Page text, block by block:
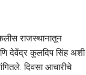
राजस्थानातून
देवेंद्र कुलदिप सिंह अशी
दिवसा आचारीचे